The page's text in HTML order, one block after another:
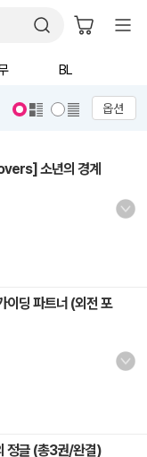
BL
옵션
소년의 경계
딩 파트너 (외전 포
정글 (총3권/완결)